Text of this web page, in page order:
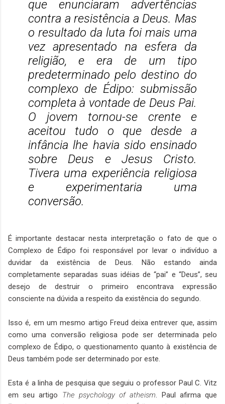
que enunciaram advertências
contra a resistência a Deus. Mas
o resultado da luta foi mais uma
vez apresentado na esfera da
religião, e era de um tipo
predeterminado pelo destino do
complexo de Édipo: submissão
completa à vontade de Deus Pai.
O jovem tornou-se crente e
aceitou tudo o que desde a
infância lhe havia sido ensinado
sobre Deus e Jesus Cristo.
Tivera uma experiência religiosa
e experimentaria uma
conversão.
É importante destacar nesta interpretação o fato de que o
Complexo de Édipo foi responsável por levar o indivíduo a
duvidar da existência de Deus. Não estando ainda
completamente separadas suas idéias de “pai” e “Deus”, seu
desejo de destruir o primeiro encontrava expressão
consciente na dúvida a respeito da existência do segundo.
Isso é, em um mesmo artigo Freud deixa entrever que, assim
como uma conversão religiosa pode ser determinada pelo
complexo de Édipo, o questionamento quanto à existência de
Deus também pode ser determinado por este.
Esta é a linha de pesquisa que seguiu o professor Paul C. Vitz
em seu artigo The psychology of atheism. Paul afirma que